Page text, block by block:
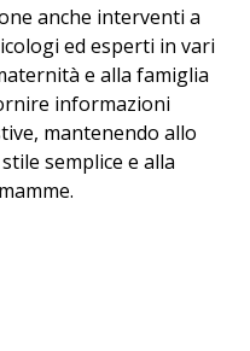
anche interventi a
ed esperti in vari
e alla famiglia
informazioni
mantenendo allo
semplice e alla